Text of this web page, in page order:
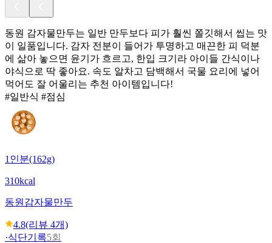
동원 감자물만두는 일반 만두보다 피가 훨씬 쫄깃해서 씹는 맛
이 일품입니다. 감자 전분이 들어가 투명하고 매끈한 피 덕분
에 삶아 놓으면 윤기가 흐르고, 한입 크기라 아이들 간식이나
야식으로 딱 좋아요. 속도 알차고 담백해서 국물 요리에 넣어
먹어도 잘 어울리는 추천 아이템입니다!
#일반식 #점심
1인분(162g)
310kcal
동원 감자물만두
4.8(리뷰 4개)
·식단기록5회